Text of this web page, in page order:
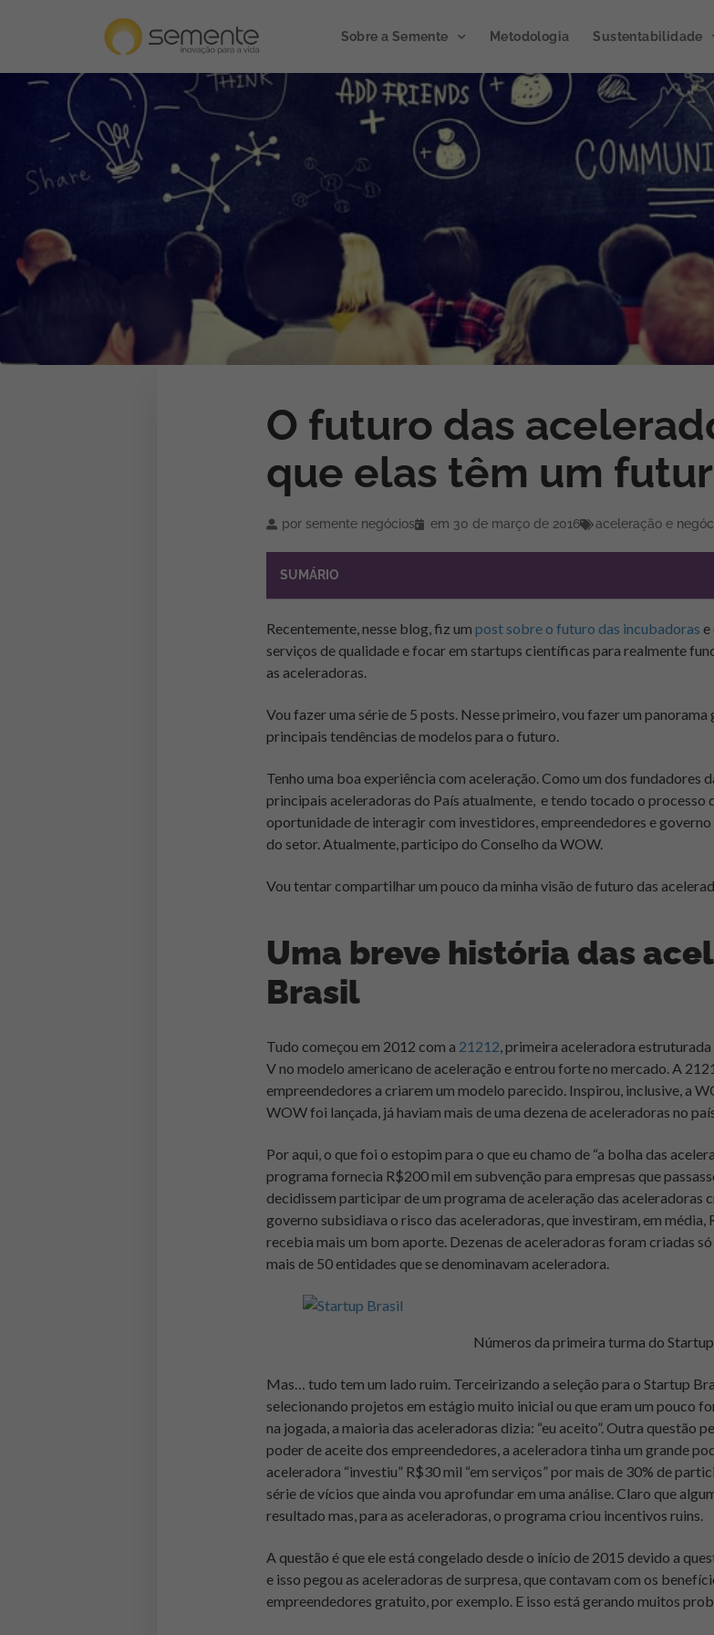
Sobre a Semente Metodologia Sustentabilidade
O futuro das
que elas têm um
por semente negócios em 30 de março de 2016 aceleração e
SUMÁRIO
Recentemente, nesse blog, fiz um post sobre o futuro das incubadoras
serviços de qualidade e focar em startups científicas para realmente
as aceleradoras.
Vou fazer uma série de 5 posts. Nesse primeiro, vou fazer um panorama
principais tendências de modelos para o futuro.
Tenho uma boa experiência com aceleração. Como um dos fundadores
principais aceleradoras do País atualmente, e tendo tocado o processo
oportunidade de interagir com investidores, empreendedores e
do setor. Atualmente, participo do Conselho da WOW.
Vou tentar compartilhar um pouco da minha visão de futuro das
Uma breve história das
Brasil
Tudo começou em 2012 com a 21212, primeira aceleradora
V no modelo americano de aceleração e entrou forte no mercado. A
empreendedores a criarem um modelo parecido. Inspirou, inclusive, a
WOW foi lançada, já haviam mais de uma dezena de aceleradoras no
Por aqui, o que foi o estopim para o que eu chamo de “a bolha das
programa fornecia R$200 mil em subvenção para empresas que
decidissem participar de um programa de aceleração das aceleradoras
governo subsidiava o risco das aceleradoras, que investiram, em média,
recebia mais um bom aporte. Dezenas de aceleradoras foram criadas
mais de 50 entidades que se denominavam aceleradora.
Números da primeira turma do
Mas… tudo tem um lado ruim. Terceirizando a seleção para o Startup
selecionando projetos em estágio muito inicial ou que eram um pouco
na jogada, a maioria das aceleradoras dizia: “eu aceito”. Outra questão
poder de aceite dos empreendedores, a aceleradora tinha um grande
aceleradora “investiu” R$30 mil “em serviços” por mais de 30% de
série de vícios que ainda vou aprofundar em uma análise. Claro que
resultado mas, para as aceleradoras, o programa criou incentivos ruins.
A questão é que ele está congelado desde o início de 2015 devido a
e isso pegou as aceleradoras de surpresa, que contavam com os
empreendedores gratuito, por exemplo. E isso está gerando muitos